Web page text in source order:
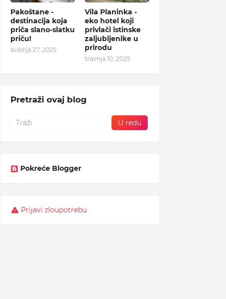
Pakoštane -
destinacija koja
priča slano-slatku
priču!
svibnja 27, 2025
Vila Planinka -
eko hotel koji
privlači istinske
zaljubljenike u
prirodu
travnja 10, 2025
Pretraži ovaj blog
Pokreće Blogger
Prijavi zloupotrebu